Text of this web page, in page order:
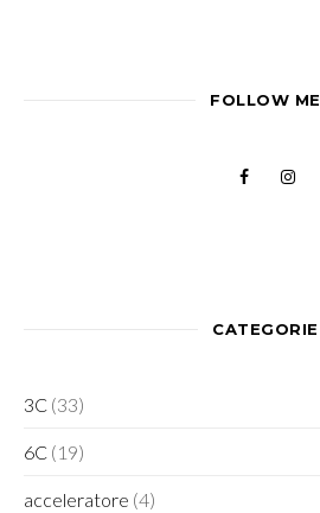
FOLLOW ME
CATEGORIE
3C (33)
6C (19)
acceleratore (4)